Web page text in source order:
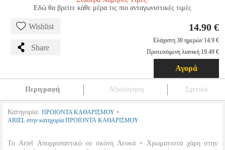
Εδώ θα βρείτε κάθε μέρα τις πιο ανταγωνιστικές τιμές
Wishlist
Share
14.90 €
Ελάχιστη 30 ημερών 14.9 €
Προτεινόμενη λιανική 19.49 €
Αγορά
Περιγραφή Αξιολόγηση Σχετικά
Κατηγορία: ΠΡΟΙΟΝΤΑ ΚΑΘΑΡΙΣΜΟΥ •
ARIEL στην κατηγορία ΠΡΟΙΟΝΤΑ ΚΑΘΑΡΙΣΜΟΥ
Το Ariel Απορρυπαντικό σε σκόνη Λευκά + Χρωματιστά χάρη στην